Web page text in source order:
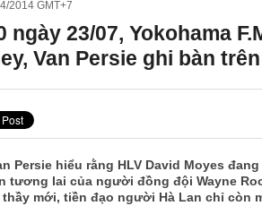
2014 GMT+7
ngày 23/07, Yokohama
Van Persie ghi bàn
Persie hiểu rằng HLV David Moyes
tương lai của người đồng đội Wayne
mới, tiền đạo người Hà Lan chỉ còn